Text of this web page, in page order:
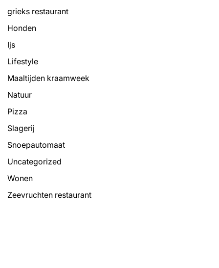
grieks restaurant
Honden
Ijs
Lifestyle
Maaltijden kraamweek
Natuur
Pizza
Slagerij
Snoepautomaat
Uncategorized
Wonen
Zeevruchten restaurant